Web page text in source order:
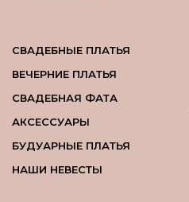
СВАДЕБНЫЕ ПЛАТЬЯ
ВЕЧЕРНИЕ ПЛАТЬЯ
СВАДЕБНАЯ ФАТА
АКСЕССУАРЫ
БУДУАРНЫЕ ПЛАТЬЯ
НАШИ НЕВЕСТЫ